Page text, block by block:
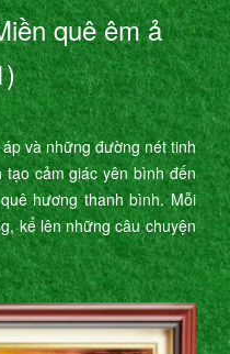
quê êm ả
và những đường nét tinh
cảm giác yên bình đến
hương thanh bình. Mỗi
kể lên những câu chuyện